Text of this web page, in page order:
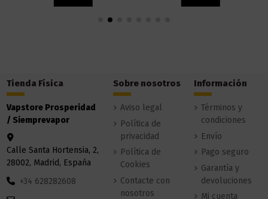
Tienda Física
Vapstore Prosperidad
/ Siemprevapor
Calle Santa Hortensia, 2,
28002, Madrid, España
+34 628282608
Sobre nosotros
Aviso legal
Política de
privacidad
Política de
Cookies
Contacte con
nosotros
Información
Términos y
condiciones
Envío
Pago seguro
Garantía y
devoluciones
Mi cuenta